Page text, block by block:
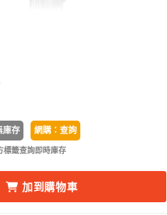
S1 Compact Wireless
庫存 網購：查詢
標籤查詢即時庫存
3 PD4-S1 COMPACT
AIR PRO 3 PD4-S1
加到購物車